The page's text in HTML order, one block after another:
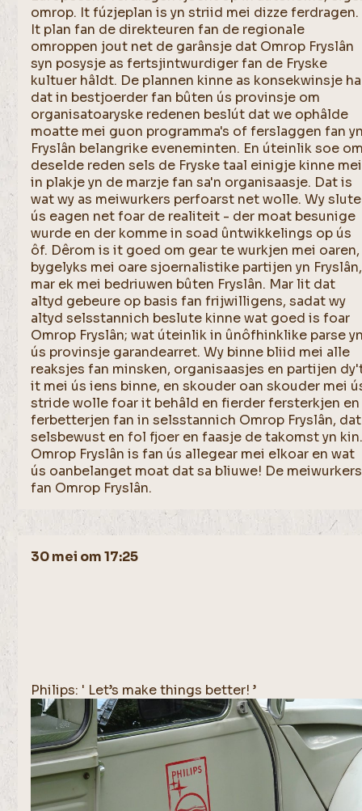
omrop. It fúzjeplan is yn striid mei dizze ferdragen.
It plan fan de direkteuren fan de regionale
omroppen jout net de garânsje dat Omrop Fryslân
syn posysje as fertsjintwurdiger fan de Fryske
kultuer hâldt. De plannen kinne as konsekwinsje ha
dat in bestjoerder fan bûten ús provinsje om
organisatoaryske redenen beslút dat we ophâlde
moatte mei guon programma's of ferslaggen fan
Fryslân belangrike eveneminten. En úteinlik soe
deselde reden sels de Fryske taal einigje kinne mei
in plakje yn de marzje fan sa'n organisaasje. Dat is
wat wy as meiwurkers perfoarst net wolle. Wy slute
ús eagen net foar de realiteit - der moat besunige
wurde en der komme in soad ûntwikkelings op ús
ôf. Dêrom is it goed om gear te wurkjen mei oaren,
bygelyks mei oare sjoernalistike partijen yn Fryslân,
mar ek mei bedriuwen bûten Fryslân. Mar lit dat
altyd gebeure op basis fan frijwilligens, sadat wy
altyd selsstannich beslute kinne wat goed is foar
Omrop Fryslân; wat úteinlik in ûnôfhinklike parse
ús provinsje garandearret. Wy binne bliid mei alle
reaksjes fan minsken, organisaasjes en partijen
it mei ús iens binne, en skouder oan skouder mei
stride wolle foar it behâld en fierder fersterkjen en
ferbetterjen fan in selsstannich Omrop Fryslân, dat
selsbewust en fol fjoer en faasje de takomst yn
Omrop Fryslân is fan ús allegear mei elkoar en wat
ús oanbelanget moat dat sa bliuwe! De meiwurkers
fan Omrop Fryslân.
30 mei om 17:25
Philips: ' Let’s make things better! ’